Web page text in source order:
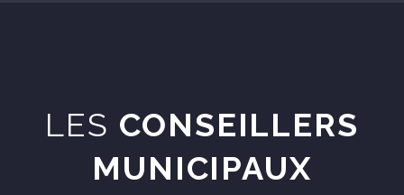
LES CONSEILLERS
MUNICIPAUX